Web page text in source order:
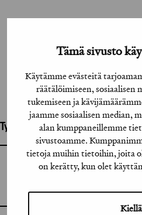
Tämä sivusto
Käytämme evästeitä
räätälöimiseen, sosiaalisen
tukemiseen ja
jaamme sosiaalisen median,
alan kumppaneillemme
sivustoamme.
tietoja muihin tietoihin, joita
on kerätty, kun olet
Kiellä
Työhön osallistuneet henkilöt /